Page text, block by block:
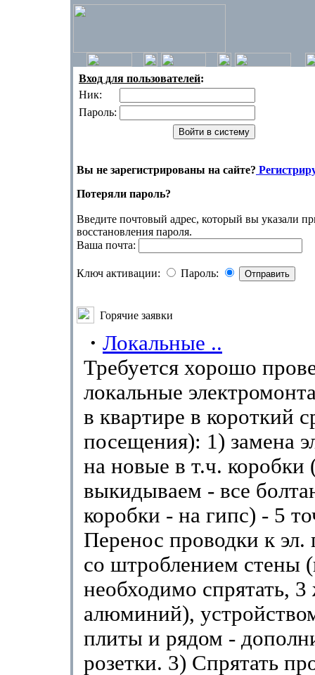
Вход для пользователей:
Ник:
Пароль:
Вы не зарегистрированы на сайте?
Потеряли пароль?
Введите почтовый адрес, который вы указали
восстановления пароля.
Ваша почта:
Ключ активации: Пароль:
Горячие заявки
· Локальные ..
Требуется хорошо
локальные
в квартире в короткий
посещения): 1) замена
на новые в т.ч. коробки
выкидываем - все
коробки - на гипс) - 5
Перенос проводки к эл.
со штроблением стены
необходимо спрятать,
алюминий),
плиты и рядом -
розетки. 3) Спрятать